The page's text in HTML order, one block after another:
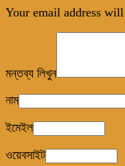
Your email address
মন্তব্য লিখুন
নাম
ইমেইল
ওয়েবসাইট